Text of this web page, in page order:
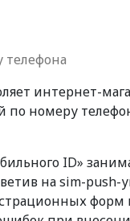
телефона
интернет-
по номеру
ID»
на sim-push-
форм